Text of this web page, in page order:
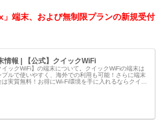
端末、および無制限プランの新規受付
情報 | 【公式】クイックWiFi
イックWiFi】の端末について。クイックWiFiの端末は
プルで使いやすく、海外での利用も可能！さらに端末
は実質無料！お得にWi-Fi環境を手に入れるならクイッ